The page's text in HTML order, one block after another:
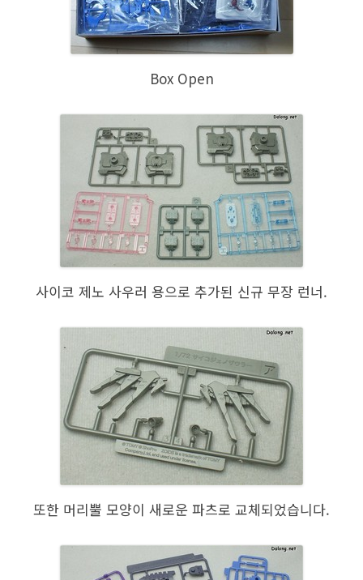
Box Open
사이코 제노 사우러 용으로 추가된 신규 무장 런너.
또한 머리뿔 모양이 새로운 파츠로 교체되었습니다.